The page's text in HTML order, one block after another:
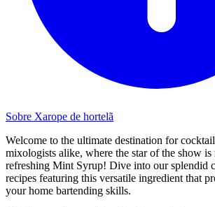
Sobre Xarope de hortelã
Welcome to the ultimate destination for
mixologists alike, where the star of the show is
refreshing Mint Syrup! Dive into our splendid
recipes featuring this versatile ingredient that
your home bartending skills.